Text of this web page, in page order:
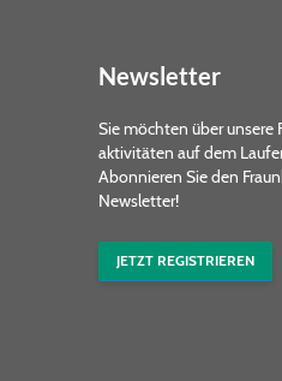
Newsletter
Sie möchten über unsere
aktivitäten auf dem
Abonnieren Sie den
Newsletter!
JETZT REGISTRIEREN